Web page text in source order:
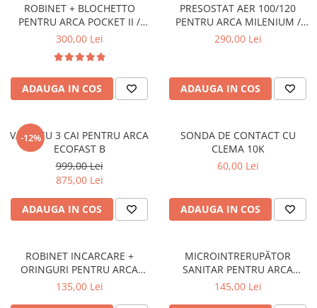
ROBINET + BLOCHETTO
PENTRU ARCA POCKET II /
PIXEL - AST0900P+BRI0900P
300,00 Lei
ADAUGA IN COS
PRESOSTAT AER 100/120
PENTRU ARCA MILENIUM /
POCKET I - PRS0003P1
290,00 Lei
ADAUGA IN COS
-12%
VANA CU 3 CAI PENTRU ARCA
ECOFAST B
999,00 Lei
875,00 Lei
ADAUGA IN COS
SONDA DE CONTACT CU
CLEMA 10K
60,00 Lei
ADAUGA IN COS
ROBINET INCARCARE +
ORINGURI PENTRU ARCA
PIXEL / POCKET - AST0900P
135,00 Lei
MICROINTRERUPĂTOR
SANITAR PENTRU ARCA
MILENIUM / POCKET I -
145,00 Lei